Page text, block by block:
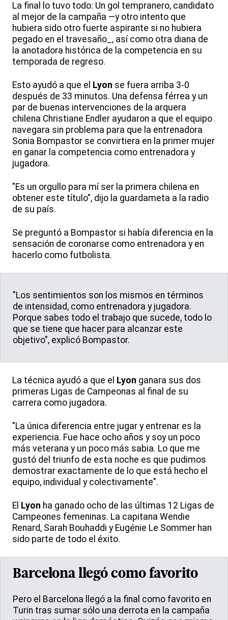
La final lo tuvo todo: Un gol tempranero, candidato
al mejor de la campaña —y otro intento que
hubiera sido otro fuerte aspirante si no hubiera
pegado en el travesaño_, así como otra diana de
la anotadora histórica de la competencia en su
temporada de regreso.
Esto ayudó a que el Lyon se fuera arriba 3-0
después de 33 minutos. Una defensa férrea y un
par de buenas intervenciones de la arquera
chilena Christiane Endler ayudaron a que el equipo
navegara sin problema para que la entrenadora
Sonia Bompastor se convirtiera en la primer mujer
en ganar la competencia como entrenadora y
jugadora.
"Es un orgullo para mí ser la primera chilena en
obtener este título", dijo la guardameta a la radio
de su país.
Se preguntó a Bompastor si había diferencia en la
sensación de coronarse como entrenadora y en
hacerlo como futbolista.
"Los sentimientos son los mismos en términos
de intensidad, como entrenadora y jugadora.
Porque sabes todo el trabajo que sucede, todo lo
que se tiene que hacer para alcanzar este
objetivo", explicó Bompastor.
La técnica ayudó a que el Lyon ganara sus dos
primeras Ligas de Campeonas al final de su
carrera como jugadora.
"La única diferencia entre jugar y entrenar es la
experiencia. Fue hace ocho años y soy un poco
más veterana y un poco más sabia. Lo que me
gustó del triunfo de esta noche es que pudimos
demostrar exactamente de lo que está hecho el
equipo, individual y colectivamente".
El Lyon ha ganado ocho de las últimas 12 Ligas de
Campeones femeninas. La capitana Wendie
Renard, Sarah Bouhaddi y Eugénie Le Sommer han
sido parte de todo el éxito.
Barcelona llegó como favorito
Pero el Barcelona llegó a la final como favorito en
Turin tras sumar sólo una derrota en la campaña